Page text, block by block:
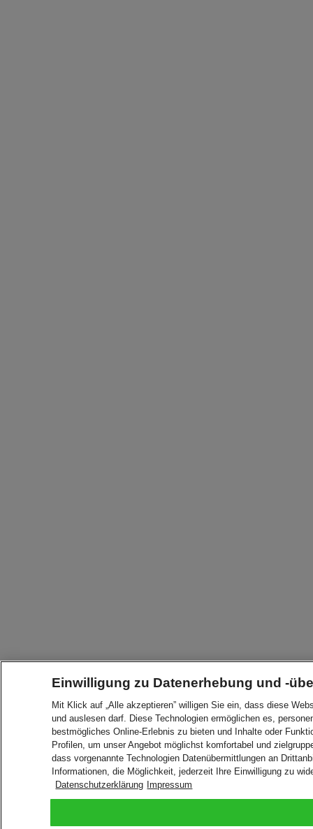
Einwilligung zu Datenerhebung und -
Mit Klick auf „Alle akzeptieren” willigen Sie ein, dass diese
und auslesen darf. Diese Technologien ermöglichen es,
bestmögliches Online-Erlebnis zu bieten und Inhalte oder
Profilen, um unser Angebot möglichst komfortabel und
dass vorgenannte Technologien Datenübermittlungen an
Informationen, die Möglichkeit, jederzeit Ihre Einwilligung zu
Datenschutzerklärung Impressum